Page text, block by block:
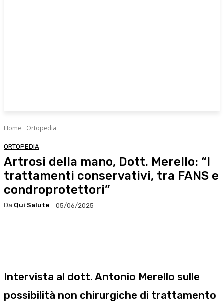
Home Ortopedia
ORTOPEDIA
Artrosi della mano, Dott. Merello: “I
trattamenti conservativi, tra FANS e
condroprotettori”
Da Qui Salute 05/06/2025
Intervista al dott. Antonio Merello sulle
possibilità non chirurgiche di trattamento